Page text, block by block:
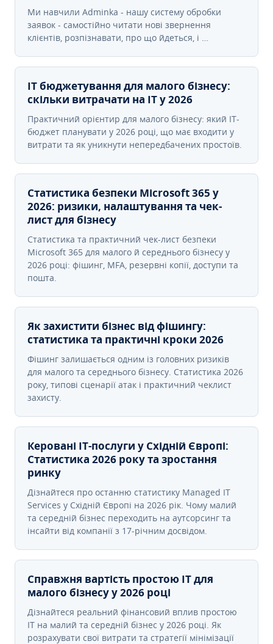
Ми навчили Adminka - нашу систему обробки
заявок - самостійно читати нові звернення
клієнтів, розпізнавати, про що йдеться, і …
IT бюджетування для малого бізнесу:
скільки витрачати на IT у 2026
Практичний орієнтир для малого бізнесу: який IT-
бюджет планувати у 2026 році, що має входити у
витрати та як уникнути непередбачених простоїв.
Статистика безпеки Microsoft 365 у
2026: ризики, налаштування та чек-
лист для бізнесу
Статистика та практичний чек-лист безпеки
Microsoft 365 для малого й середнього бізнесу у
2026 році: фішинг, MFA, резервні копії, доступи та
пошта.
Як захистити бізнес від фішингу:
статистика та практичні кроки 2026
Фішинг залишається одним із головних ризиків
для малого та середнього бізнесу. Статистика 2026
року, типові сценарії атак і практичний чеклист
захисту.
Керовані ІТ-послуги у Східній Європі:
Статистика 2026 року та зростання
ринку
Дізнайтеся про останню статистику Managed IT
Services у Східній Європі на 2026 рік. Чому малий
та середній бізнес переходить на аутсорсинг та
інсайти від компанії з 17-річним досвідом.
Справжня вартість простою IT для
малого бізнесу у 2026 році
Дізнайтеся реальний фінансовий вплив простою
IT на малий та середній бізнес у 2026 році. Як
розрахувати свої витрати та стратегії мінімізації